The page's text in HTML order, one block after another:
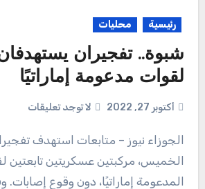
رئيسية محليات
شبوة.. تفجيران
لقوات مدعومة إماراتيًا
أكتوبر 27, 2022 لا توجد تعليقات
الجوزاء نيوز – متابعات استهدف تفجيران منفصلان،
الخميس، مركبتين عسكريتين تابعتين
المدعومة إماراتيًا، دون وقوع إصابات.